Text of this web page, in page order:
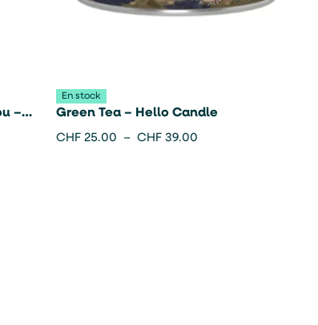
–
En stock
Green Tea – Hello Candle
CHF 25.00 – CHF 39.00